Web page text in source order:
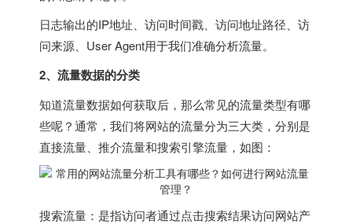
日志输出的IP地址、访问时间戳、访问地址路径、访
问来源、User Agent用于我们准确分析流量。
2、流量数据的分类
知道流量数据如何获取后，那么常见的流量类型有哪
些呢？通常，我们将网站的流量分为三大类，分别是
直接流量、推介流量和搜索引擎流量，如图：
搜索流量：是指访问者通过点击搜索结果访问网站产